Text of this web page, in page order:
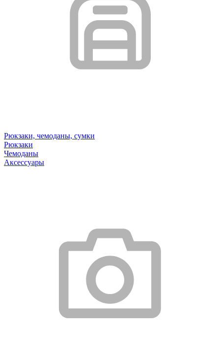
Рюкзаки, чемоданы, сумки
Рюкзаки
Чемоданы
Аксессуары